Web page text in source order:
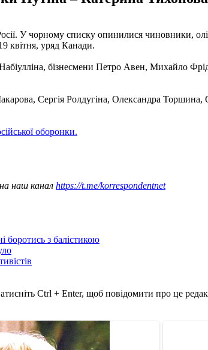
У чорному списку опинилися чиновники,
квітня, уряд Канади.
бізнесмени Петро Авен, Михайло
Сергія Ролдугіна, Олександра
оборонки.
наш канал https://t.me/korrespondentnet
боротись з балістикою
Ctrl + Enter, щоб повідомити про це